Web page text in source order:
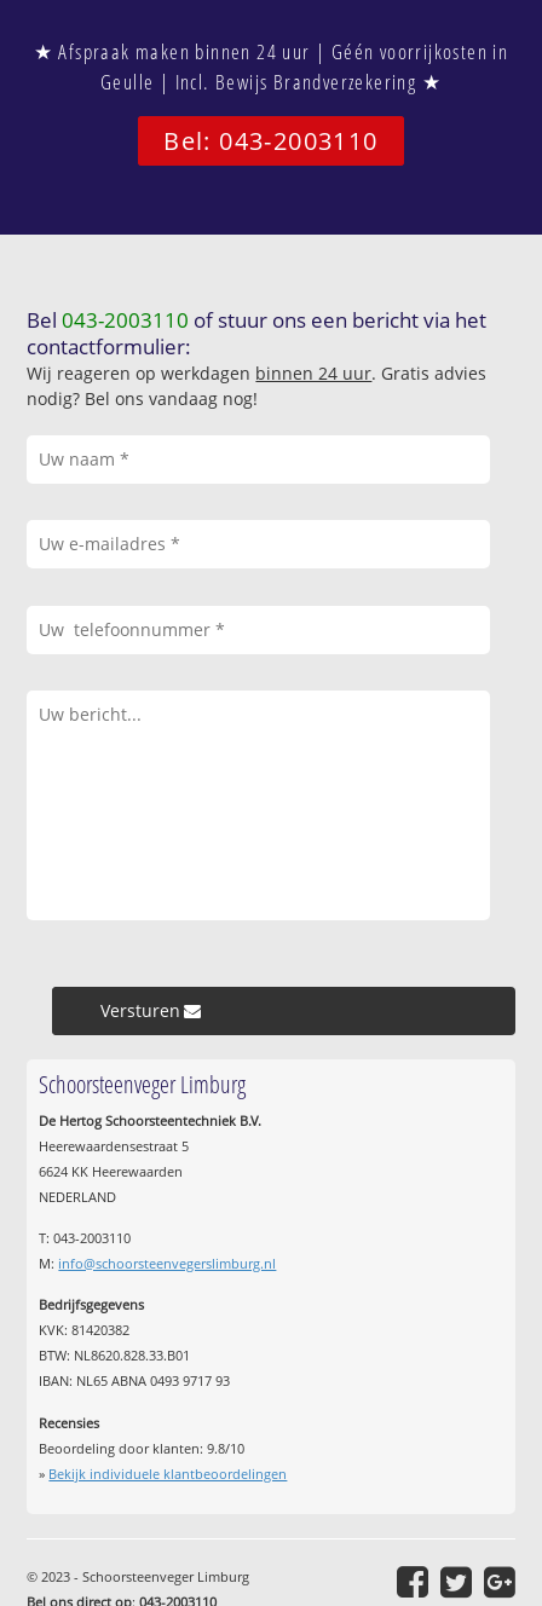
★ Afspraak maken binnen 24 uur | Géén voorrijkosten in
Geulle | Incl. Bewijs Brandverzekering ★
Bel: 043-2003110
Bel043-2003110 of stuur ons een bericht via het
contactformulier:
Wij reageren op werkdagen binnen 24 uur. Gratis advies
nodig? Bel ons vandaag nog!
Versturen »
Schoorsteenveger Limburg
De Hertog Schoorsteentechniek B.V.
Heerewaardensestraat 5
6624 KK Heerewaarden
NEDERLAND
T: 043-2003110
M: info@schoorsteenvegerslimburg.nl
Bedrijfsgegevens
KVK: 81420382
BTW: NL8620.828.33.B01
IBAN: NL65 ABNA 0493 9717 93
Recensies
Beoordeling door klanten:9.8/10
» Bekijk individuele klantbeoordelingen
© 2023 - Schoorsteenveger Limburg
Bel ons direct op:043-2003110